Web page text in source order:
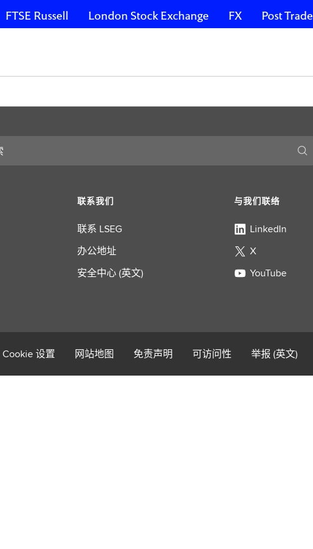
FTSE Russell London Stock Exchange FX Post Trade
联系我们
联系 LSEG
办公地址
安全中心 (英文)
与我们联络
LinkedIn
X
YouTube
Cookie 设置 网站地图 免责声明 可访问性 举报 (英文)